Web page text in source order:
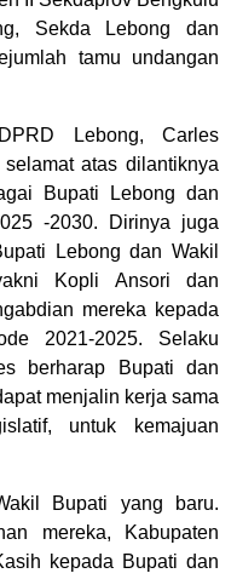
Sekda Lebong dan
tamu undangan
Lebong, Carles
atas dilantiknya
Bupati Lebong dan
-2030. Dirinya juga
Lebong dan Wakil
Kopli Ansori dan
mereka kepada
2021-2025. Selaku
berharap Bupati dan
menjalin kerja sama
untuk kemajuan
Bupati yang baru.
mereka, Kabupaten
kepada Bupati dan